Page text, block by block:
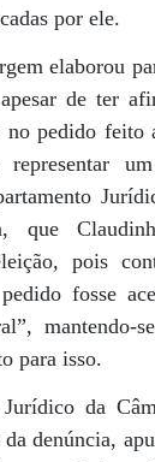
por ele.
elaborou
de ter
no pedido
que
pois
fosse
para isso.
da
denúncia,